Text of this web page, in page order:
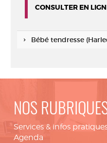
CONSULTER EN
Bébé tendresse
NOS
Services & infos
Agenda